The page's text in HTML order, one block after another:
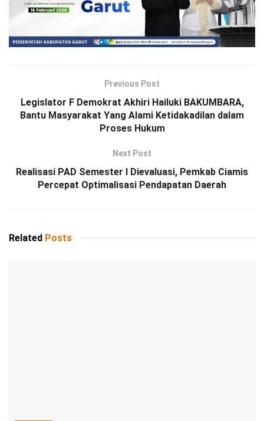
Previous Post
Legislator F Demokrat Akhiri Hailuki BAKUMBARA,
Bantu Masyarakat Yang Alami Ketidakadilan dalam
Proses Hukum
Next Post
Realisasi PAD Semester I Dievaluasi, Pemkab Ciamis
Percepat Optimalisasi Pendapatan Daerah
Related Posts